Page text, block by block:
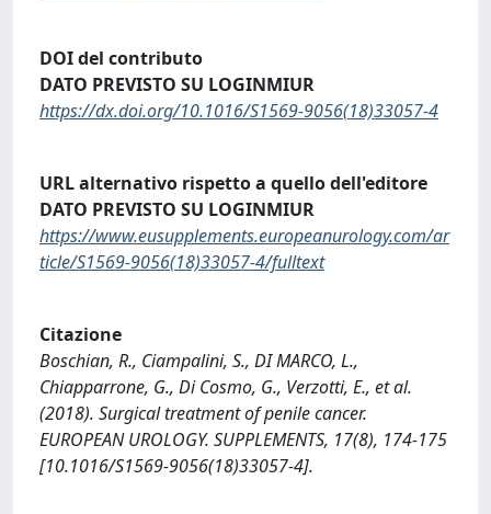
DOI del contributo
DATO PREVISTO SU LOGINMIUR
https://dx.doi.org/10.1016/S1569-9056(18)33057-4
URL alternativo rispetto a quello dell'editore
DATO PREVISTO SU LOGINMIUR
https://www.eusupplements.europeanurology.com/ar
ticle/S1569-9056(18)33057-4/fulltext
Citazione
Boschian, R., Ciampalini, S., DI MARCO, L.,
Chiapparrone, G., Di Cosmo, G., Verzotti, E., et al.
(2018). Surgical treatment of penile cancer.
EUROPEAN UROLOGY. SUPPLEMENTS, 17(8), 174-175
[10.1016/S1569-9056(18)33057-4].